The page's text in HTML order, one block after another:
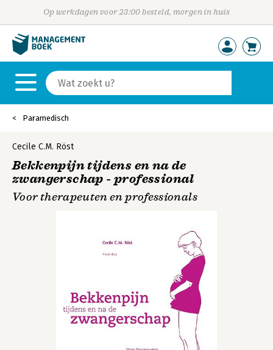
Op werkdagen voor 23:00 besteld, morgen in huis
Paramedisch
Cecile C.M. Röst
Bekkenpijn tijdens en na de
zwangerschap - professional
Voor therapeuten en professionals